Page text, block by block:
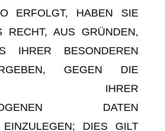
ERFOLGT, HABEN SIE
RECHT, AUS GRÜNDEN,
IHRER BESONDEREN
GEGEN DIE
IHRER
DATEN
EINZULEGEN; DIES GILT